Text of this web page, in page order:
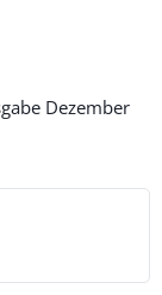
Dezember